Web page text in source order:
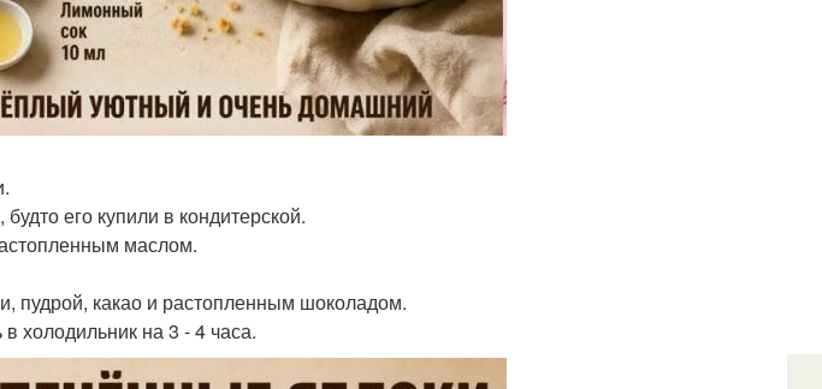
его купили в кондитерской.
маслом.
пудрой, какао и растопленным шоколадом.
холодильник на 3 - 4 часа.